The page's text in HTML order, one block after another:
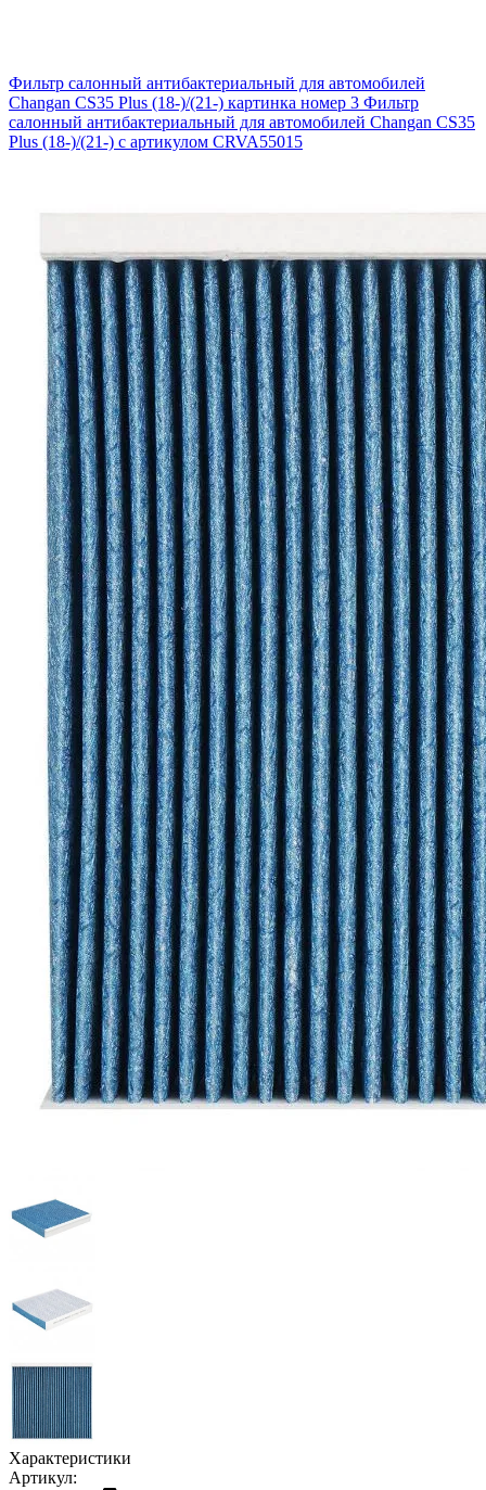
Фильтр салонный антибактериальный для автомобилей
Changan CS35 Plus (18-)/(21-) картинка номер 3 Фильтр
салонный антибактериальный для автомобилей Changan CS35
Plus (18-)/(21-) с артикулом CRVA55015
Характеристики
Артикул: